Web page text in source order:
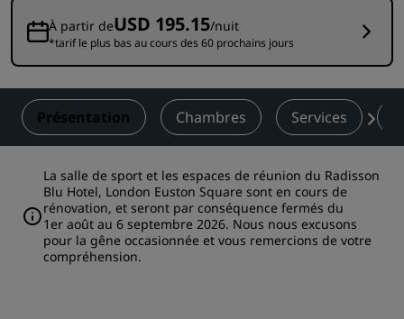
À partir deUSD 195.15/nuit
*tarif le plus bas au cours des 60 prochains jours
Présentation Chambres Services
La salle de sport et les espaces de réunion du Radisson
Blu Hotel, London Euston Square sont en cours de
rénovation, et seront par conséquence fermés du
1er août au 6 septembre 2026. Nous nous excusons
pour la gêne occasionnée et vous remercions de votre
compréhension.